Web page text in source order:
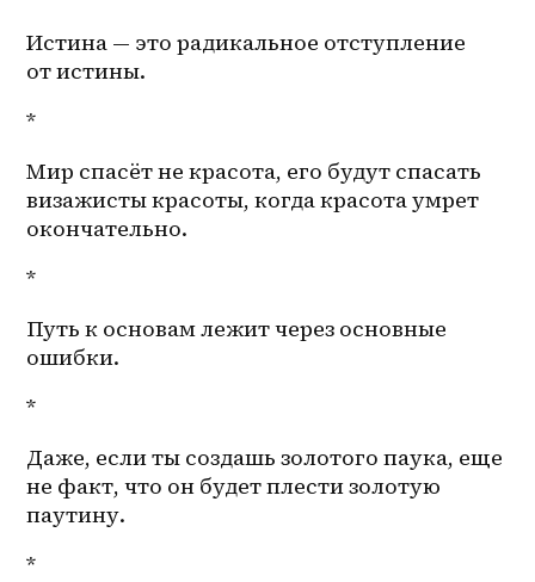
Истина — это радикальное отступление
от истины.
*
Мир спасёт не красота, его будут спасать
визажисты красоты, когда красота умрет
окончательно.
*
Путь к основам лежит через основные
ошибки.
*
Даже, если ты создашь золотого паука, еще
не факт, что он будет плести золотую
паутину.
*